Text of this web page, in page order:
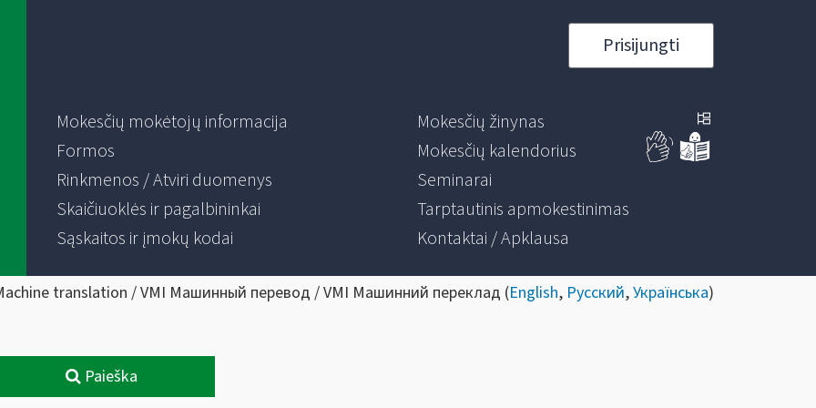
Prisijungti
Mokesčių mokėtojų informacija
Formos
Rinkmenos / Atviri duomenys
Skaičiuoklės ir pagalbininkai
Sąskaitos ir įmokų kodai
Mokesčių žinynas
Mokesčių kalendorius
Seminarai
Tarptautinis apmokestinimas
Kontaktai / Apklausa
translation / VMI Машинный перевод / VMI Машинний переклад (English, Русский,Українська)
Paieška